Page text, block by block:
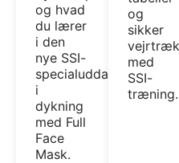
og hvad
du lærer
i den
nye SSI-
specialuddannelse
i
dykning
med Full
Face
Mask.
og
sikker
med
SSI-
træning.